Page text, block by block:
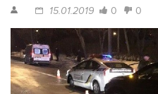
15.01.2019 0 0